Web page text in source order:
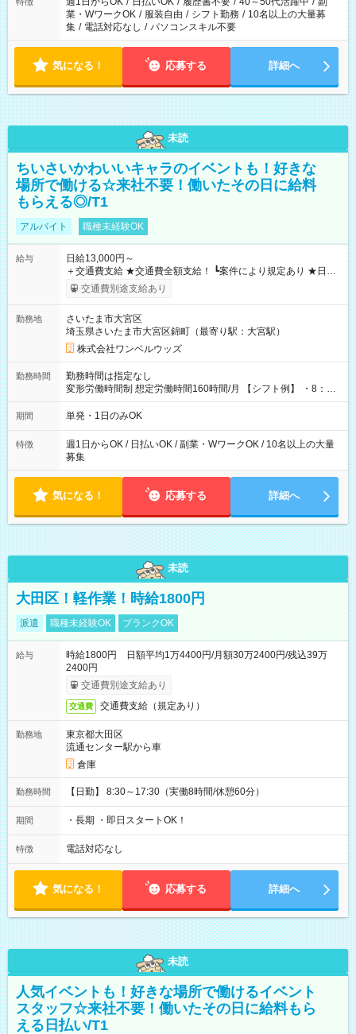
業・WワークOK / 服装自由 / シフト勤務 / 10名以上の大量募
集 / 電話対応なし / パソコンスキル不要
気になる！ 応募する 詳細へ
未読
ちいさいかわいいキャラのイベントも！好きな
場所で働ける☆来社不要！働いたその日に給料
もらえる◎/T1
アルバイト 職種未経験OK
給与
日給13,000円～
＋交通費支給 ★交通費全額支給！ ┗案件により規定あり ★日払
いOK！（規定あり） ┗働いたその日に現金GET♪ お仕事後はコ
ンビニATMから 日払い分を引き落とせます！ 【試用期間】試
交通費別途支給あり
勤務地
さいたま市大宮区
埼玉県さいたま市大宮区錦町（最寄り駅：大宮駅）
株式会社ワンベルウッズ
勤務時間
勤務時間は指定なし
変形労働時間制 想定労働時間160時間/月 【シフト例】 ・8：00
～21：00
期間 単発・1日のみOK
特徴
週1日からOK / 日払いOK / 副業・WワークOK / 10名以上の大量
募集
気になる！ 応募する 詳細へ
未読
大田区！軽作業！時給1800円
派遣 職種未経験OK ブランクOK
給与
時給1800円 日額平均1万4400円/月額30万2400円/残込39万
2400円
交通費別途支給あり
交通費 交通費支給（規定あり）
勤務地
東京都大田区
流通センター駅から車
倉庫
勤務時間 【日勤】 8:30～17:30（実働8時間/休憩60分）
期間 ・長期 ・即日スタートOK！
特徴 電話対応なし
気になる！ 応募する 詳細へ
未読
人気イベントも！好きな場所で働けるイベント
スタッフ☆来社不要！働いたその日に給料もら
える日払い/T1